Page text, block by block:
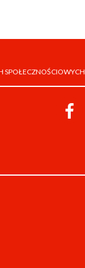
SPOŁECZNOŚCIOWYCH